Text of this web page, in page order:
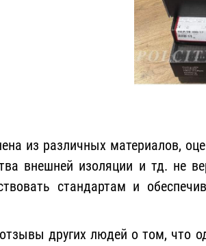
из различных материалов,
внешней изоляции и тд. не
стандартам и
других людей о том, что